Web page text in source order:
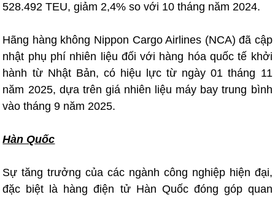
528.492 TEU, giảm 2,4% so với 10 tháng năm 2024.
Hãng hàng không Nippon Cargo Airlines (NCA) đã cập
nhật phụ phí nhiên liệu đối với hàng hóa quốc tế khởi
hành từ Nhật Bản, có hiệu lực từ ngày 01 tháng 11
năm 2025, dựa trên giá nhiên liệu máy bay trung bình
vào tháng 9 năm 2025.
Hàn Quốc
Sự tăng trưởng của các ngành công nghiệp hiện đại,
đặc biệt là hàng điện tử Hàn Quốc đóng góp quan